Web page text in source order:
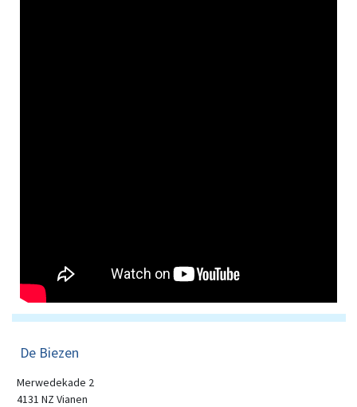
De Biezen
Merwedekade 2
4131 NZ Vianen